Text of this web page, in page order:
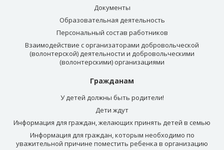
Документы
Образовательная деятельность
Персональный состав работников
Взаимодействие с организаторами добровольческой
(волонтерской) деятельности и добровольческими
(волонтерскими) организациями
Гражданам
У детей должны быть родители!
Дети ждут
Информация для граждан, желающих принять детей в семью
Информация для граждан, которым необходимо по
уважительной причине поместить ребенка в организацию